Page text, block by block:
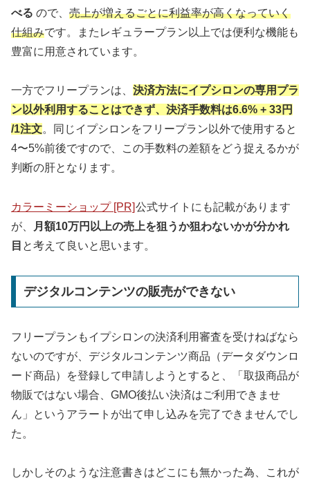
べる ので、 売上が増えるごとに利益率が高くなっていく
仕組みです。またレギュラープラン以上では便利な機能も
豊富に用意されています。
一方でフリープランは、 決済方法にイプシロンの専用プラ
ン以外利用することはできず、決済手数料は6.6% + 33円
/1注文。同じイプシロンをフリープラン以外で使用すると
4〜5%前後ですので、この手数料の差額をどう捉えるかが
判断の肝となります。
カラーミーショップ [PR]公式サイトにも記載があります
が、
月額10万円以上の売上を狙うか狙わないかが分かれ
目 と考えて良いと思います。
デジタルコンテンツの販売ができない
フリープランもイプシロンの決済利用審査を受けねばなら
ないのですが、デジタルコンテンツ商品（データダウンロ
ード商品）を登録して申請しようとすると、「取扱商品が
物販ではない場合、GMO後払い決済はご利用できませ
ん」というアラートが出て申し込みを完了できませんでし
た。
しかしそのような注意書きはどこにも無かった為、これが